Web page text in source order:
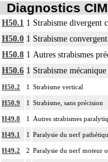
Diagnostics
H50.1 1 Strabisme divergent
H50.0 1 Strabisme
H50.8 1 Autres strabismes
H50.6 1 Strabisme mécanique
H50.2 1 Strabisme vertical
H50.9 1 Strabisme, sans précision
H49.8 1 Autres strabismes
H49.1 1 Paralysie du nerf
H49.2 2 Paralysie du nerf moteur